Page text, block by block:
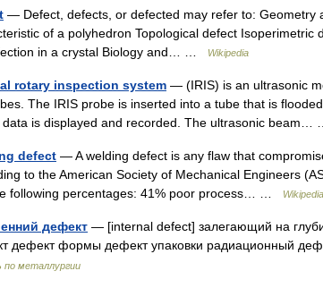
— Defect, defects, or defected may refer to: Geometry
of a polyhedron Topological defect Isoperimetric
in a crystal Biology and… …
Wikipedia
rotary inspection system — (IRIS) is an ultrasonic
The IRIS probe is inserted into a tube that is
data is displayed and recorded. The ultrasonic
defect — A welding defect is any flaw that
to the American Society of Mechanical Engineers
following percentages: 41% poor process… …
Wikipedia
дефект — [internal defect] залегающий на
дефект формы дефект упаковки радиационный
по металлургии